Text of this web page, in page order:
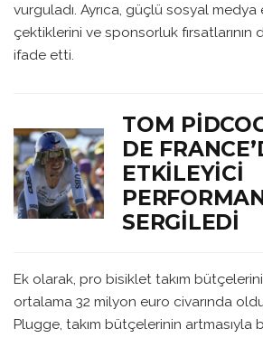
vurguladı. Ayrıca, güçlü sosyal
çektiklerini ve sponsorluk fırsatlarının
ifade etti.
TOM
DE
ETKILEYICI
SERGILEDI
Ek olarak, pro bisiklet takım
ortalama 32 milyon euro civarında
Plugge, takım bütçelerinin artmasıyla